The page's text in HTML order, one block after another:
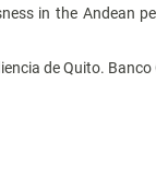
in the Andean
de Quito. Banco